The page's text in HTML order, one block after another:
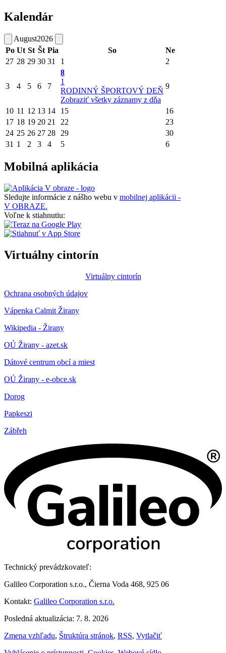
Kalendár
August2026
Po Ut St Št Pia So
Ne
27 28 29 30 31 1 2
3 4 5 6 7
8
1
RODINNÝ ŠPORTOVÝ DEŇ
Zobraziť všetky záznamy z dňa
9
10 11 12 13 14 15
16
17 18 19 20 21 22
23
24 25 26 27 28 29
30
31 1 2 3 4 5 6
Mobilná aplikácia
Sledujte informácie z nášho webu v mobilnej aplikácii -
V OBRAZE.
Voľne k stiahnutiu:
Virtuálny cintorín
Virtuálny cintorín
Ochrana osobných údajov
Vápenka Calmit Žirany
Wikipedia - Žirany
OÚ Žirany - azet.sk
Dátové centrum obcí a miest
OÚ Žirany - e-obce.sk
Dorog
Papkeszi
Zábřeh
Technický prevádzkovateľ:
Galileo Corporation s.r.o., Čierna Voda 468, 925 06
Kontakt: Galileo Corporation s.r.o.
Posledná aktualizácia: 7. 8. 2026
Zmena vzhľadu, Štruktúra stránok, RSS, Vytlačiť